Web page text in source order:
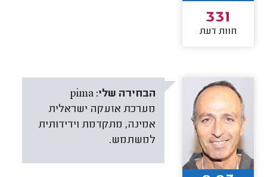
331
חוות דעת
הבחירה שלי: pima
מערכת אזעקה ישראלית
אמינה, מתקדמת וידידותית
למשתמש.